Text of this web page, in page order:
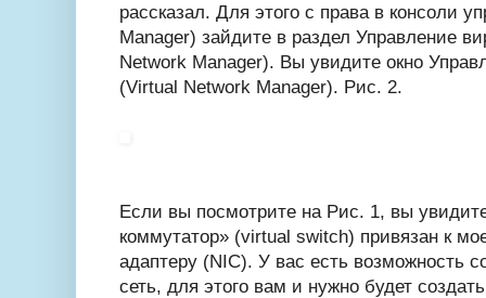
рассказал. Для этого с права в консоли
Manager) зайдите в раздел Управление
Network Manager). Вы увидите окно
(Virtual Network Manager). Рис. 2.
Если вы посмотрите на Рис. 1, вы
коммутатор» (virtual switch) привязан к
адаптеру (NIC). У вас есть возможность
сеть, для этого вам и нужно будет